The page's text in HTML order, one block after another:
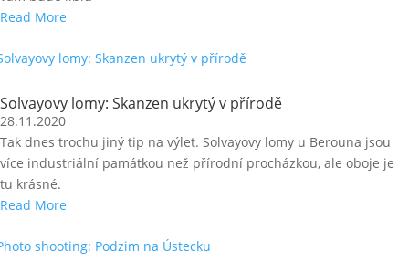
Read More
Solvayovy lomy: Skanzen ukrytý v přírodě
28.11.2020
Tak dnes trochu jiný tip na výlet. Solvayovy lomy u Berouna jsou
více industriální památkou než přírodní procházkou, ale oboje je
tu krásné.
Read More